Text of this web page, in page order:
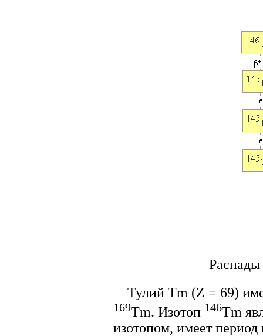
Тулий Tm (Z = 69)
169Tm. Изотоп 146Tm
изотопом, имеет период